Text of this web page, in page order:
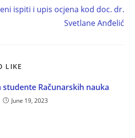
ispiti i upis ocjena kod doc. dr.
Svetlane Anđelić
LIKE
studente Računarskih nauka
June 19, 2023